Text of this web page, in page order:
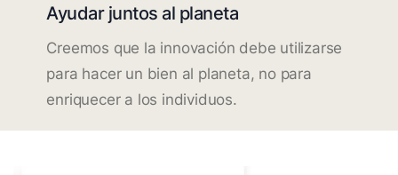
Ayudar juntos al planeta
Creemos que la innovación debe utilizarse
para hacer un bien al planeta, no para
enriquecer a los individuos.